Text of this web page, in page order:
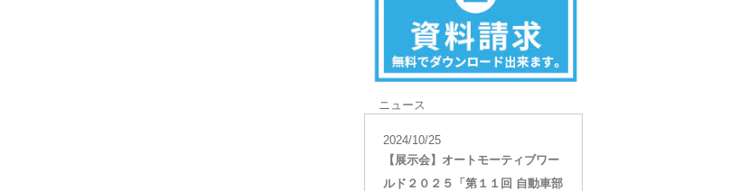
ニュース
2024/10/25
【展示会】オートモーティブワー
ルド２０２５「第１１回 自動車部